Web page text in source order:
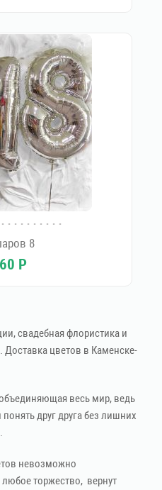
8
Р
свадебная флористика и
цветов в Каменске-
весь мир, ведь
друг друга без лишних
невозможно
любое торжество, вернут